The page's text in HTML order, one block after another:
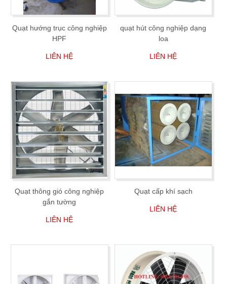
Quạt hướng trục công nghiệp
HPF
LIÊN HỆ
quạt hút công nghiệp dạng
loa
LIÊN HỆ
Quạt thông gió công nghiệp
gắn tường
LIÊN HỆ
Quạt cấp khí sạch
LIÊN HỆ